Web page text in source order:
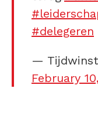
#delegeren
—
February